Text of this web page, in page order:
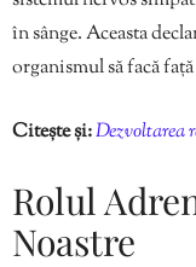
în sânge. Aceasta
organismul să facă
Citește și:Dezvoltarea
Rolul
Noastre